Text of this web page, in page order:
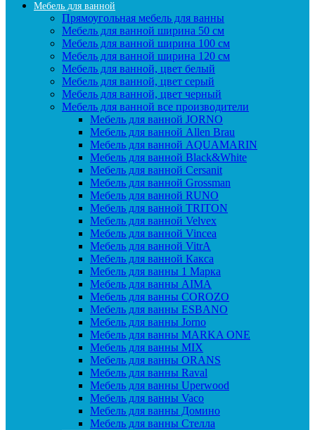
Мебель для ванной
Прямоугольная мебель для ванны
Мебель для ванной ширина 50 см
Мебель для ванной ширина 100 см
Мебель для ванной ширина 120 см
Мебель для ванной, цвет белый
Мебель для ванной, цвет серый
Мебель для ванной, цвет черный
Мебель для ванной все производители
Мебель для ванной JORNO
Мебель для ванной Allen Brau
Мебель для ванной AQUAMARIN
Мебель для ванной Black&White
Мебель для ванной Cersanit
Мебель для ванной Grossman
Мебель для ванной RUNO
Мебель для ванной TRITON
Мебель для ванной Velvex
Мебель для ванной Vincea
Мебель для ванной VitrA
Мебель для ванной Какса
Мебель для ванны 1 Марка
Мебель для ванны AIMA
Мебель для ванны COROZO
Мебель для ванны ESBANO
Мебель для ванны Jorno
Мебель для ванны MARKA ONE
Мебель для ванны MIX
Мебель для ванны ORANS
Мебель для ванны Raval
Мебель для ванны Uperwood
Мебель для ванны Vaco
Мебель для ванны Домино
Мебель для ванны Стелла